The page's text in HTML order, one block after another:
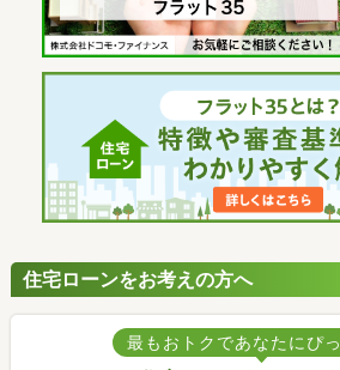
住宅ローンをお考えの方へ
最もおトクであなたにぴ